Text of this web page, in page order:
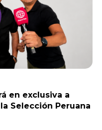
en exclusiva a
Selección Peruana